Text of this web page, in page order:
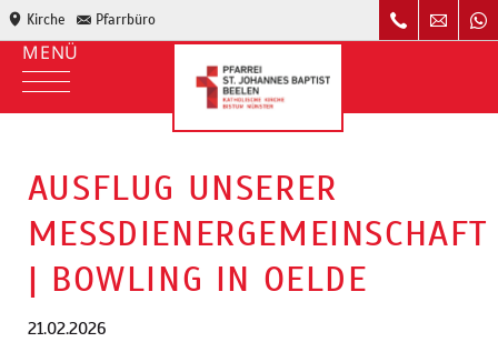
Kirche Pfarrbüro
AUSFLUG UNSERER
MESSDIENERGEMEINSCHAFT
| BOWLING IN OELDE
21.02.2026